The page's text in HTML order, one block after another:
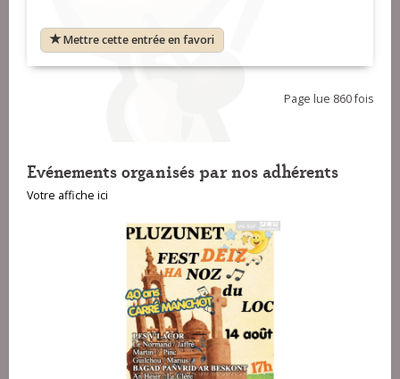
Mettre cette entrée en favori
Page lue 860 fois
Evénements organisés par nos adhérents
Votre affiche ici